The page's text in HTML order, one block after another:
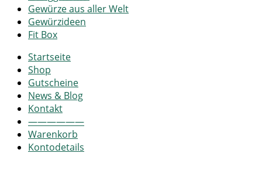
Gewürze aus aller Welt
Gewürzideen
Fit Box
Startseite
Shop
Gutscheine
News & Blog
Kontakt
——————
Warenkorb
Kontodetails